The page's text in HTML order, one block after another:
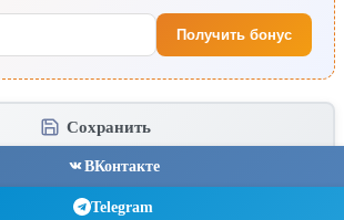
Получить бонус
Сохранить
ВКонтакте
Telegram